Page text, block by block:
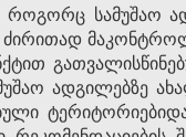
როგორც
ძირითად
ადგილებზე